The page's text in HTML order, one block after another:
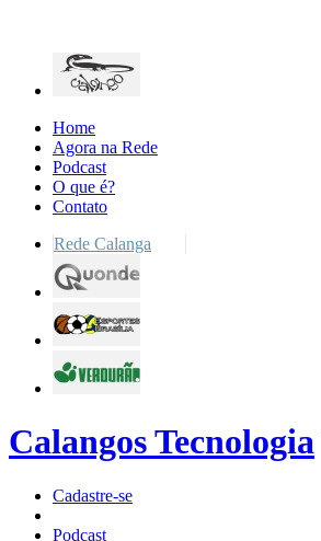
Home
Agora na Rede
Podcast
O que é?
Contato
Rede Calanga
Calangos Tecnologia
Cadastre-se
Podcast